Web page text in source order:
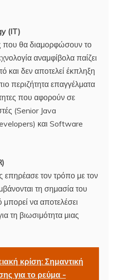
(IT)
που θα διαμορφώσουν το
αναμφίβολα παίζει
και δεν αποτελεί έκπληξη
περιζήτητα επαγγέλματα
που αφορούν σε
(Senior Java
και Software
επηρέασε τον τρόπο με τον
τη σημασία του
να αποτελέσει
τη βιωσιμότητα μιας
κρίση: Σημαντική
για το ρεύμα -